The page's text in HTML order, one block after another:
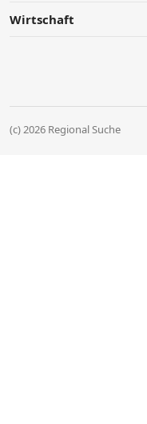
Wirtschaft
(c) 2026 Regional Suche